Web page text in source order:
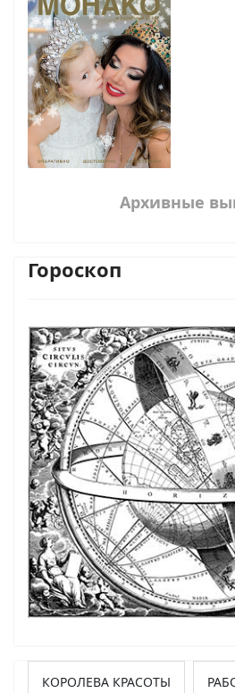
Архивные
Гороскоп
КОРОЛЕВА КРАСОТЫ